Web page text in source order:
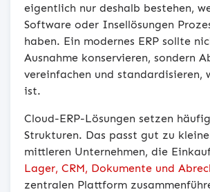
eigentlich nur deshalb bestehen,
Software oder Insellösungen
haben. Ein modernes ERP sollte
Ausnahme konservieren, sondern
vereinfachen und standardisieren,
ist.
Cloud-ERP-Lösungen setzen
Strukturen. Das passt gut zu
mittleren Unternehmen, die
Lager, CRM, Dokumente und
zentralen Plattform